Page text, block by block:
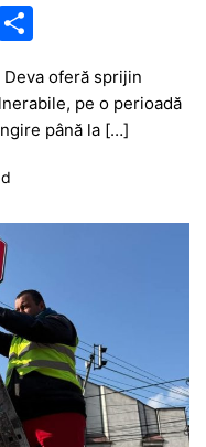
ar
ta
je
ă
Deva oferă sprijin
pe o perioadă
până la […]